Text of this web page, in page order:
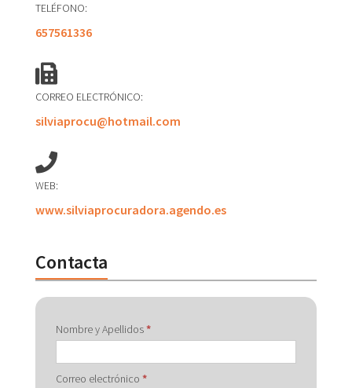
TELÉFONO:
657561336
CORREO ELECTRÓNICO:
silviaprocu@hotmail.com
WEB:
www.silviaprocuradora.agendo.es
Contacta
Contactar
con
Nombre y Apellidos*
Correo electrónico *